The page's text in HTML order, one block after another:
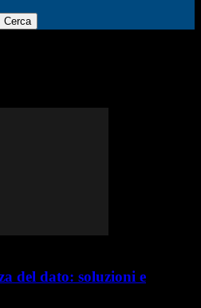
del dato: soluzioni e